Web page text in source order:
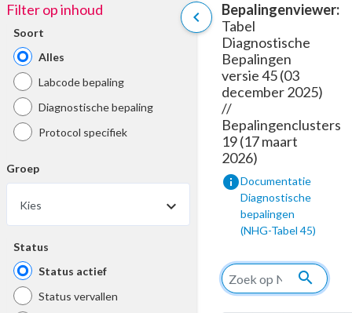
chevron_left
Filter op inhoud
Soort
Alles
Labcode bepaling
Diagnostische bepaling
Protocol specifiek
Groep
Kies
Status
Status actief
Status vervallen
Bepalingenviewer:
Tabel
Diagnostische
Bepalingen
versie 45 (03
december 2025)
//
Bepalingenclusters
19 (17 maart
2026)
infoDocumentatie
Diagnostische
bepalingen
(NHG-Tabel 45)
search